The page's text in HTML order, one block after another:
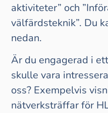
aktiviteter” och
välfärdsteknik”. Du
nedan.
Är du engagerad i
skulle vara
oss? Exempelvis
nätverksträffar för